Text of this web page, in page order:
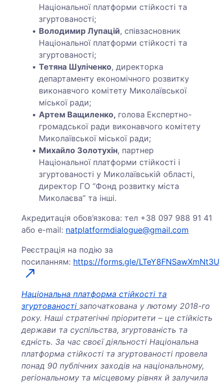
Національної платформи стійкості та
згуртованості;
Володимир Лупацій, співзасновник
Національної платформи стійкості та
згуртованості;
Тетяна Шуліченко, директорка
департаменту економічного розвитку
виконавчого комітету Миколаївської
міської ради;
Артем Ващиленко, голова Експертно-
громадської ради виконавчого комітету
Миколаївської міської ради;
Михайло Золотухін, партнер
Національної платформи стійкості і
згуртованості у Миколаївській області,
директор ГО “Фонд розвитку міста
Миколаєва” та інші.
Акредитація обов’язкова: тел +38 097 988 91 41
або e-mail: natplatformdialogue@gmail.com
Реєстрація на подію за
посиланням: https://forms.gle/
Національна платформа стійкості та
згуртованостізапочаткована у лютому 2018-го
року. Нашістратегічні пріоритети – це стійкість
держави та суспільства, згуртованість та
єдність. За час своєї діяльності Національна
платформа стійкості та згуртованості провела
понад 90 публічних заходів на національному,
регіональному та місцевому рівнях й залучила